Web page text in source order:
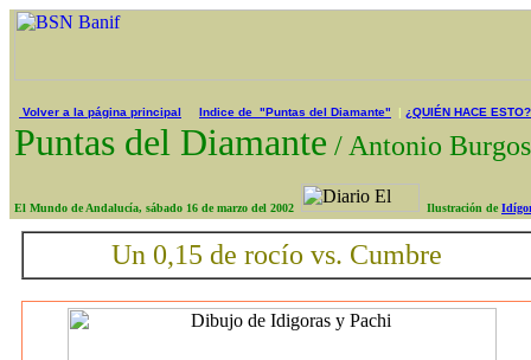
Volver a la página principal Indice de "Puntas del Diamante" | ¿QUIÉN HACE ESTO?
Puntas del Diamante / Antonio
El Mundo de Andalucía, sábado 16 de marzo del 2002 Ilustración de
Un 0,15 de rocío vs. Cumbre